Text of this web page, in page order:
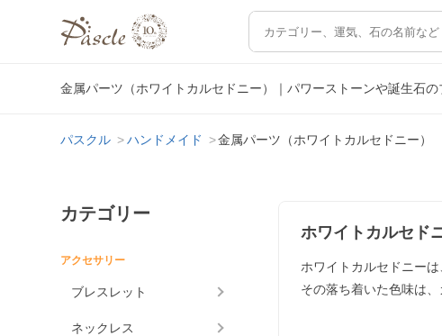
金属パーツ（ホワイトカルセドニー）｜パワーストーンや誕生石
パスクル ハンドメイド 金属パーツ（ホワイトカルセドニー）
カテゴリー
アクセサリー
ブレスレット
ネックレス
ホワイトカルセド
ホワイトカルセドニー
その落ち着いた色味は